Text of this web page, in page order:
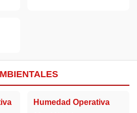
Humedad Operativa